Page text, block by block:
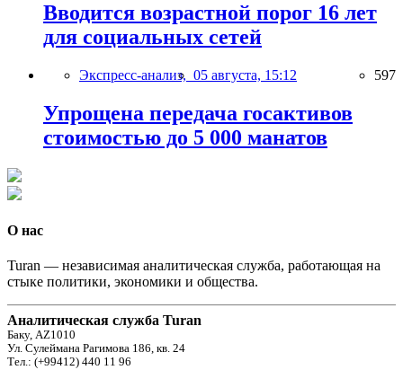
Вводится возрастной порог 16 лет
для социальных сетей
Экспресс-анализ, 05 августа, 15:12 597
Упрощена передача госактивов
стоимостью до 5 000 манатов
О нас
Turan — независимая аналитическая служба, работающая на
стыке политики, экономики и общества.
Аналитическая служба Turan
Баку, AZ1010
Ул. Сулеймана Рагимова 186, кв. 24
Тел.: (+99412) 440 11 96